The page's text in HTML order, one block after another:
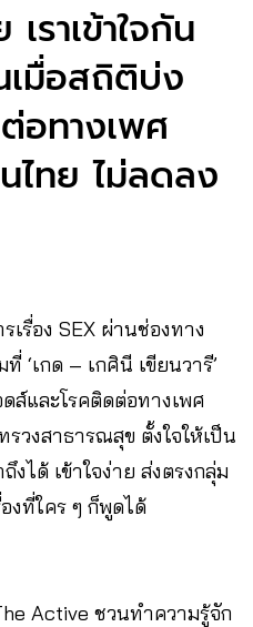
ราเข้าใจกัน
เมื่อสถิติบ่ง
อทางเพศ
ไทย ไม่ลดลง
เรื่อง SEX ผ่านช่องทาง
‘เกด – เกศินี เขียนวารี’
ส์และโรคติดต่อทางเพศ
วงสาธารณสุข ตั้งใจให้เป็น
งได้ เข้าใจง่าย ส่งตรงกลุ่ม
งที่ใคร ๆ ก็พูดได้
Active ชวนทำความรู้จัก